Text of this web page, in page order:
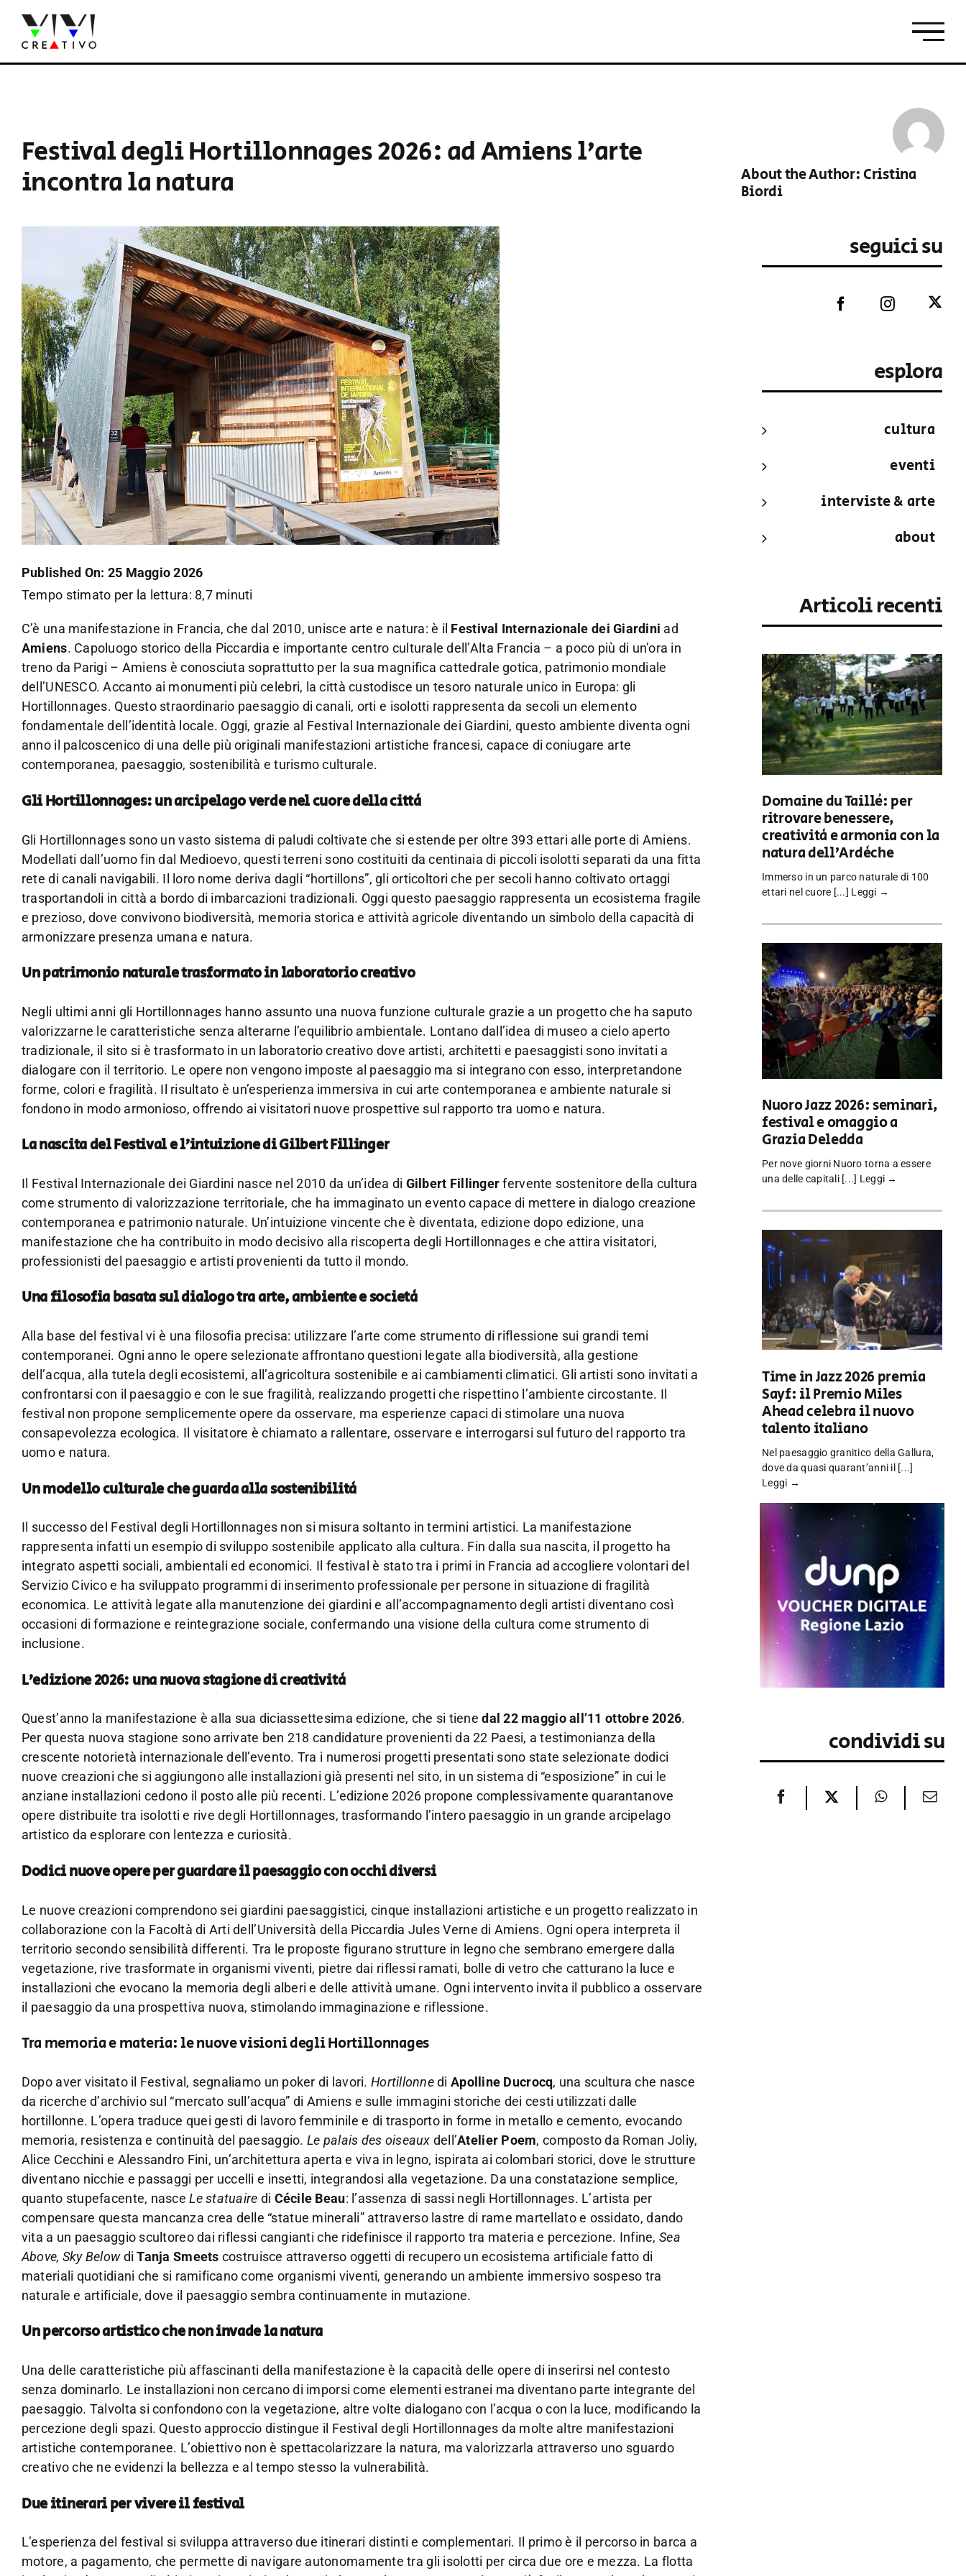
contenuto
Festival degli Hortillonnages 2026: ad Amiens l’arte
incontra la natura
About the Author:Cristina
Biordi
Published On: 25 Maggio 2026
Tempo stimato per la lettura: 8,7 minuti
C’è una manifestazione in Francia, che dal 2010, unisce arte e natura: è il Festival Internazionale dei Giardini ad
Amiens. Capoluogo storico della Piccardia e importante centro culturale dell’Alta Francia – a poco più di un’ora in
treno da Parigi – Amiens è conosciuta soprattutto per la sua magnifica cattedrale gotica, patrimonio mondiale
dell’UNESCO. Accanto ai monumenti più celebri, la città custodisce un tesoro naturale unico in Europa: gli
Hortillonnages. Questo straordinario paesaggio di canali, orti e isolotti rappresenta da secoli un elemento
fondamentale dell’identità locale. Oggi, grazie al Festival Internazionale dei Giardini, questo ambiente diventa ogni
anno il palcoscenico di una delle più originali manifestazioni artistiche francesi, capace di coniugare arte
contemporanea, paesaggio, sostenibilità e turismo culturale.
Gli Hortillonnages: un arcipelago verde nel cuore della città
Gli Hortillonnages sono un vasto sistema di paludi coltivate che si estende per oltre 393 ettari alle porte di Amiens.
Modellati dall’uomo fin dal Medioevo, questi terreni sono costituiti da centinaia di piccoli isolotti separati da una fitta
rete di canali navigabili. Il loro nome deriva dagli “hortillons”, gli orticoltori che per secoli hanno coltivato ortaggi
trasportandoli in città a bordo di imbarcazioni tradizionali. Oggi questo paesaggio rappresenta un ecosistema fragile
e prezioso, dove convivono biodiversità, memoria storica e attività agricole diventando un simbolo della capacità di
armonizzare presenza umana e natura.
Un patrimonio naturale trasformato in laboratorio creativo
Negli ultimi anni gli Hortillonnages hanno assunto una nuova funzione culturale grazie a un progetto che ha saputo
valorizzarne le caratteristiche senza alterarne l’equilibrio ambientale. Lontano dall’idea di museo a cielo aperto
tradizionale, il sito si è trasformato in un laboratorio creativo dove artisti, architetti e paesaggisti sono invitati a
dialogare con il territorio. Le opere non vengono imposte al paesaggio ma si integrano con esso, interpretandone
forme, colori e fragilità. Il risultato è un’esperienza immersiva in cui arte contemporanea e ambiente naturale si
fondono in modo armonioso, offrendo ai visitatori nuove prospettive sul rapporto tra uomo e natura.
La nascita del Festival e l’intuizione di Gilbert Fillinger
Il Festival Internazionale dei Giardini nasce nel 2010 da un’idea di Gilbert Fillingerfervente sostenitore della cultura
come strumento di valorizzazione territoriale, che ha immaginato un evento capace di mettere in dialogo creazione
contemporanea e patrimonio naturale. Un’intuizione vincente che è diventata, edizione dopo edizione, una
manifestazione che ha contribuito in modo decisivo alla riscoperta degli Hortillonnages e che attira visitatori,
professionisti del paesaggio e artisti provenienti da tutto il mondo.
Una filosofia basata sul dialogo tra arte, ambiente e società
Alla base del festival vi è una filosofia precisa: utilizzare l’arte come strumento di riflessione sui grandi temi
contemporanei. Ogni anno le opere selezionate affrontano questioni legate alla biodiversità, alla gestione
dell’acqua, alla tutela degli ecosistemi, all’agricoltura sostenibile e ai cambiamenti climatici. Gli artisti sono invitati a
confrontarsi con il paesaggio e con le sue fragilità, realizzando progetti che rispettino l’ambiente circostante. Il
festival non propone semplicemente opere da osservare, ma esperienze capaci di stimolare una nuova
consapevolezza ecologica. Il visitatore è chiamato a rallentare, osservare e interrogarsi sul futuro del rapporto tra
uomo e natura.
Un modello culturale che guarda alla sostenibilità
Il successo del Festival degli Hortillonnages non si misura soltanto in termini artistici. La manifestazione
rappresenta infatti un esempio di sviluppo sostenibile applicato alla cultura. Fin dalla sua nascita, il progetto ha
integrato aspetti sociali, ambientali ed economici. Il festival è stato tra i primi in Francia ad accogliere volontari del
Servizio Civico e ha sviluppato programmi di inserimento professionale per persone in situazione di fragilità
economica. Le attività legate alla manutenzione dei giardini e all’accompagnamento degli artisti diventano così
occasioni di formazione e reintegrazione sociale, confermando una visione della cultura come strumento di
inclusione.
L’edizione 2026: una nuova stagione di creatività
Quest’anno la manifestazione è alla sua diciassettesima edizione, che si tienedal 22 maggio all’11 ottobre 2026.
Per questa nuova stagione sono arrivate ben 218 candidature provenienti da 22 Paesi, a testimonianza della
crescente notorietà internazionale dell’evento. Tra i numerosi progetti presentati sono state selezionate dodici
nuove creazioni che si aggiungono alle installazioni già presenti nel sito, in un sistema di “esposizione” in cui le
anziane installazioni cedono il posto alle più recenti. L’edizione 2026 propone complessivamente quarantanove
opere distribuite tra isolotti e rive degli Hortillonnages, trasformando l’intero paesaggio in un grande arcipelago
artistico da esplorare con lentezza e curiosità.
Dodici nuove opere per guardare il paesaggio con occhi diversi
Le nuove creazioni comprendono sei giardini paesaggistici, cinque installazioni artistiche e un progetto realizzato in
collaborazione con la Facoltà di Arti dell’Università della Piccardia Jules Verne di Amiens. Ogni opera interpreta il
territorio secondo sensibilità differenti. Tra le proposte figurano strutture in legno che sembrano emergere dalla
vegetazione, rive trasformate in organismi viventi, pietre dai riflessi ramati, bolle di vetro che catturano la luce e
installazioni che evocano la memoria degli alberi e delle attività umane. Ogni intervento invita il pubblico a osservare
il paesaggio da una prospettiva nuova, stimolando immaginazione e riflessione.
Tra memoria e materia: le nuove visioni degli Hortillonnages
Dopo aver visitato il Festival, segnaliamo un poker di lavori. HortillonnediApolline Ducrocq, una scultura che nasce
da ricerche d’archivio sul “mercato sull’acqua” di Amiens e sulle immagini storiche dei cesti utilizzati dalle
hortillonne. L’opera traduce quei gesti di lavoro femminile e di trasporto in forme in metallo e cemento, evocando
memoria, resistenza e continuità del paesaggio. Le palais des oiseaux dell’Atelier Poem, composto da Roman Joliy,
Alice Cecchini e Alessandro Fini, un’architettura aperta e viva in legno, ispirata ai colombari storici, dove le strutture
diventano nicchie e passaggi per uccelli e insetti, integrandosi alla vegetazione. Da una constatazione semplice,
quanto stupefacente, nasceLe statuaire di Cécile Beau: l’assenza di sassi negli Hortillonnages. L’artista per
compensare questa mancanza crea delle “statue minerali” attraverso lastre di rame martellato e ossidato, dando
vita a un paesaggio scultoreo dai riflessi cangianti che ridefinisce il rapporto tra materia e percezione. Infine,Sea
Above, Sky BelowdiTanja Smeets costruisce attraverso oggetti di recupero un ecosistema artificiale fatto di
materiali quotidiani che si ramificano come organismi viventi, generando un ambiente immersivo sospeso tra
naturale e artificiale, dove il paesaggio sembra continuamente in mutazione.
Un percorso artistico che non invade la natura
Una delle caratteristiche più affascinanti della manifestazione è la capacità delle opere di inserirsi nel contesto
senza dominarlo. Le installazioni non cercano di imporsi come elementi estranei ma diventano parte integrante del
paesaggio. Talvolta si confondono con la vegetazione, altre volte dialogano con l’acqua o con la luce, modificando la
percezione degli spazi. Questo approccio distingue il Festival degli Hortillonnages da molte altre manifestazioni
artistiche contemporanee. L’obiettivo non è spettacolarizzare la natura, ma valorizzarla attraverso uno sguardo
creativo che ne evidenzi la bellezza e al tempo stesso la vulnerabilità.
Due itinerari per vivere il festival
L’esperienza del festival si sviluppa attraverso due itinerari distinti e complementari. Il primo è il percorso in barca a
motore, a pagamento, che permette di navigare autonomamente tra gli isolotti per circa due ore e mezza. La flotta
seguici su
esplora
cultura
eventi
interviste & arte
about
Articoli recenti
Domaine du Taillé: per
ritrovare benessere,
creatività e armonia con la
natura dell’Ardèche
Immerso in un parco naturale di 100
ettari nel cuore [...] Leggi →
Nuoro Jazz 2026: seminari,
festival e omaggio a
Grazia Deledda
Per nove giorni Nuoro torna a essere
una delle capitali [...] Leggi →
Time in Jazz 2026 premia
Sayf: il Premio Miles
Ahead celebra il nuovo
talento italiano
Nel paesaggio granitico della Gallura,
dove da quasi quarant’anni il [...]
Leggi →
condividi su